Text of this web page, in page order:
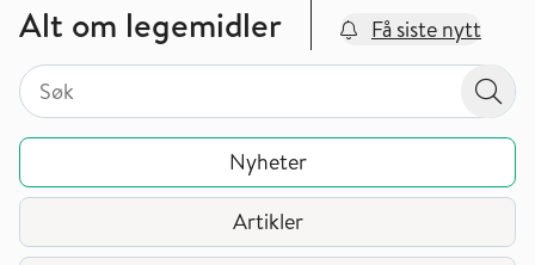
Alt om legemidler Få siste nytt
Søk på valgt sidetype i tema / område
Søk på valgt sidetype i tema / område
Søk
Nyheter
Artikler